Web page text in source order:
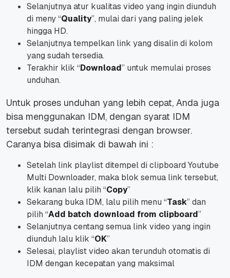
Selanjutnya atur kualitas video yang ingin diunduh
di meny “Quality”, mulai dari yang paling jelek
hingga HD.
Selanjutnya tempelkan link yang disalin di kolom
yang sudah tersedia.
Terakhir klik “Download” untuk memulai proses
unduhan.
Untuk proses unduhan yang lebih cepat, Anda juga
bisa menggunakan IDM, dengan syarat IDM
tersebut sudah terintegrasi dengan browser.
Caranya bisa disimak di bawah ini :
Setelah link playlist ditempel di clipboard Youtube
Multi Downloader, maka blok semua link tersebut,
klik kanan lalu pilih “Copy”
Sekarang buka IDM, lalu pilih menu “Task” dan
pilih “Add batch download from clipboard”
Selanjutnya centang semua link video yang ingin
diunduh lalu klik “OK”
Selesai, playlist video akan terunduh otomatis di
IDM dengan kecepatan yang maksimal